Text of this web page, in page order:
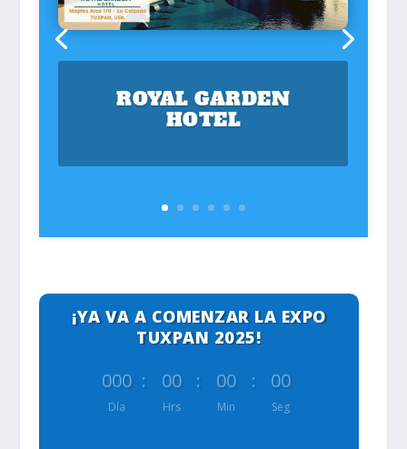
ROYAL GARDEN
HOTEL
¡YA VA A COMENZAR LA EXPO
TUXPAN 2025!
000
Día
: 00
Hrs
: 00
Min
: 00
Seg